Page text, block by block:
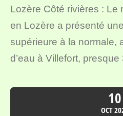
Lozère Côté rivières : Le
en Lozère a présenté
supérieure à la normale,
d’eau à Villefort,
10
OCT